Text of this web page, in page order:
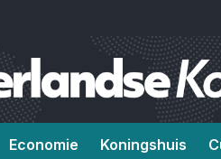
Economie Koningshuis